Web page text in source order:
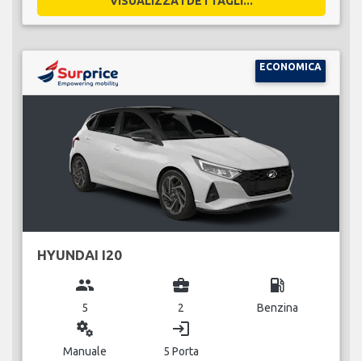
ECONOMICA
HYUNDAI I20
group
5
business_center
2
local_gas_station
Benzina
miscellaneous_services
Manuale
login
5 Porta